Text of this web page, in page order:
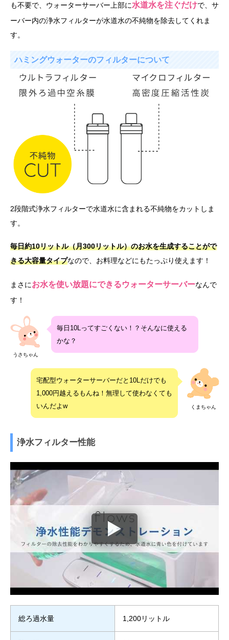
も不要で、ウォーターサーバー上部に水道水を注ぐだけで、サ
ーバー内の浄水フィルターが水道水の不純物を除去してくれま
す。
ハミングウォーターのフィルターについて
2段階式浄水フィルターで水道水に含まれる不純物をカットしま
す。
毎日約10リットル（月300リットル）のお水を生成することがで
きる大容量タイプなので、お料理などにもたっぷり使えます！
まさにお水を使い放題にできるウォーターサーバーなんで
す！
うさちゃん
毎日10Lってすごくない！？そんなに使える
かな？
くまちゃん
宅配型ウォーターサーバーだと10Lだけでも
1,000円越えるもんね！無理して使わなくても
いんだよw
浄水フィルター性能
総ろ過水量 1,200リットル